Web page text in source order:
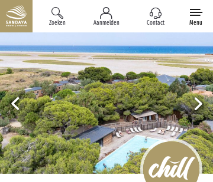
Zoeken Aanmelden Contact Menu